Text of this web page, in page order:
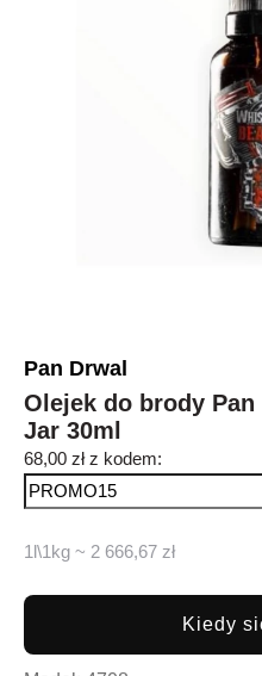
Pan Drwal
Olejek do brody
Jar 30ml
68,00 zł z kodem:
1l\1kg ~ 2 666,67 zł
Kiedy